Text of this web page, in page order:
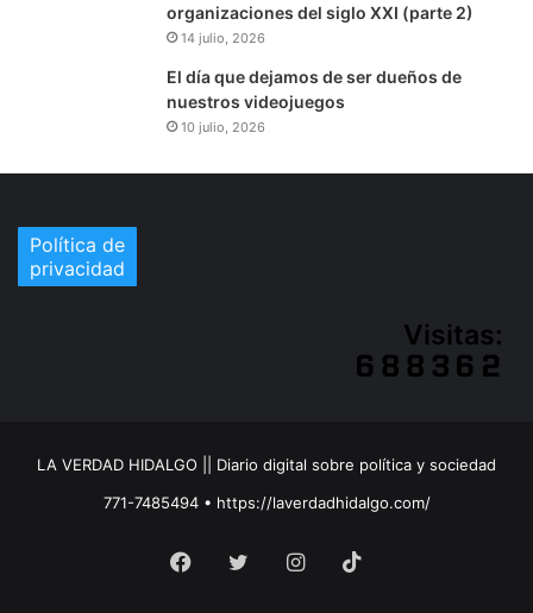
organizaciones del siglo XXI (parte 2)
14 julio, 2026
El día que dejamos de ser dueños de
nuestros videojuegos
10 julio, 2026
Política de
privacidad
Visitas:
LA VERDAD HIDALGO || Diario digital sobre política y sociedad
771-7485494 • https://laverdadhidalgo.com/
Facebook
TwitterInstagram